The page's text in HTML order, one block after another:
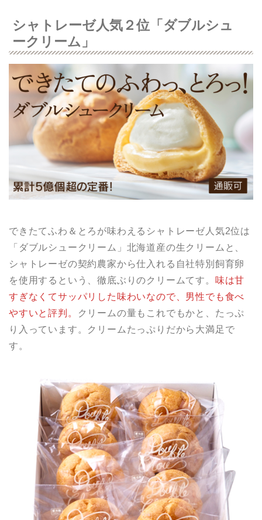
シャトレーゼ人気２位「ダブルシュ
ークリーム」
できたてふわ＆とろが味わえるシャトレーゼ人気2位は
「ダブルシュークリーム」北海道産の生クリームと、
シャトレーゼの契約農家から仕入れる自社特別飼育卵
を使用するという、徹底ぶりのクリームてす。 味は甘
すぎなくてサッパリした味わいなので、男性でも食べ
やすいと評判。
クリームの量もこれでもかと、たっぷ
り入っています。クリームたっぷりだから大満足で
す。